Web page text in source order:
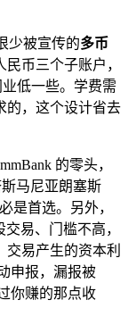
少被宣传的多币
币三个子账户，
低一些。学费需
的，这个设计省去
的零头，
马尼亚朗塞斯
是首选。另外，
易、门槛不高，
易产生的资本利
申报，漏报被
你赚的那点收